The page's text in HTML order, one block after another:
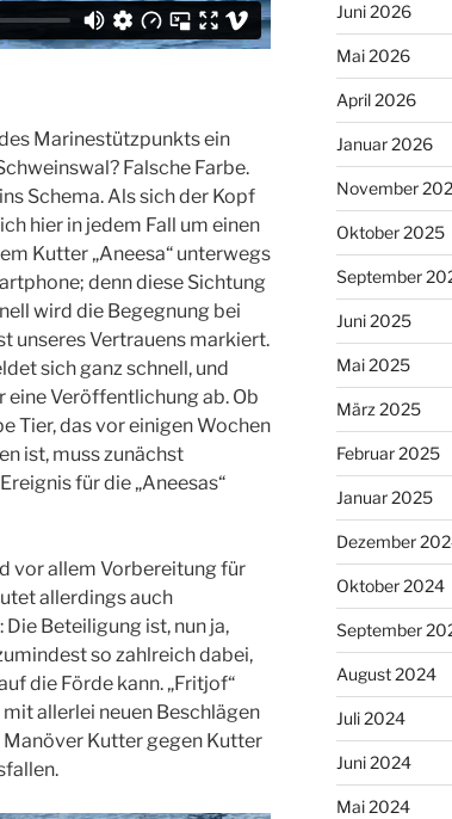
Marinestützpunkts ein
Falsche Farbe.
Schema. Als sich der Kopf
hier in jedem Fall um einen
Kutter „Aneesa“ unterwegs
denn diese Sichtung
wird die Begegnung bei
unseres Vertrauens markiert.
sich ganz schnell, und
Veröffentlichung ab. Ob
Tier, das vor einigen Wochen
ist, muss zunächst
für die „Aneesas“
vor allem Vorbereitung für
allerdings auch
Beteiligung ist, nun ja,
so zahlreich dabei,
die Förde kann. „Fritjof“
allerlei neuen Beschlägen
Kutter gegen Kutter
Juni 2026
Mai 2026
April 2026
Januar 2026
November
Oktober 2025
September
Juni 2025
Mai 2025
März 2025
Februar 2025
Januar 2025
Dezember
Oktober 2024
September
August 2024
Juli 2024
Juni 2024
Mai 2024